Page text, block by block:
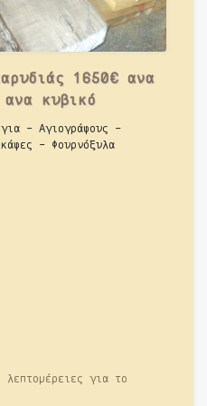
1650€ ανα
κυβικό
- Αγιογράφους -
- Φουρνόξυλα
λεπτομέρειες για το